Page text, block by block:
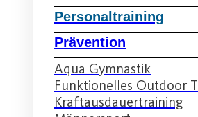
Personaltraining
Prävention
Aqua Gymnastik
Funktionelles Outdoor
Kraftausdauertraining